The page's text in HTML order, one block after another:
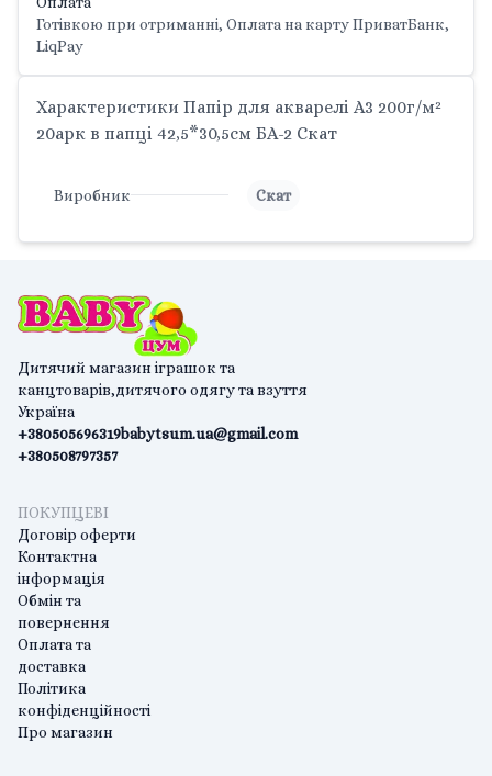
Готівкою при отриманні, Оплата на карту ПриватБанк,
LiqPay
Характеристики Папір для акварелі А3 200г/м²
20арк в папці 42,5*30,5см БА-2 Скат
Виробник Скат
Дитячий магазин іграшок та
канцтоварів,дитячого одягу та взуття
Україна
+380505696319
+380508797357
babytsum.ua@gmail.com
ПОКУПЦЕВІ
Договір оферти
Контактна
інформація
Обмін та
повернення
Оплата та
доставка
Політика
конфіденційності
Про магазин